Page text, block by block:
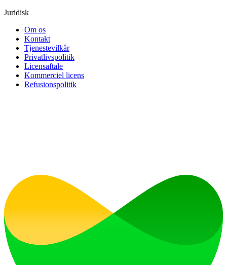
Juridisk
Om os
Kontakt
Tjenestevilkår
Privatlivspolitik
Licensaftale
Kommerciel licens
Refusionspolitik